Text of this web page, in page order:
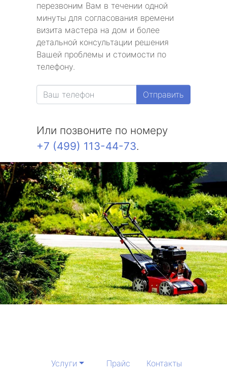
перезвоним Вам в течении одной
минуты для согласования времени
визита мастера на дом и более
детальной консультации решения
Вашей проблемы и стоимости по
телефону.
Отправить
Или позвоните по номеру
+7 (499) 113-44-73.
Услуги Прайс Контакты